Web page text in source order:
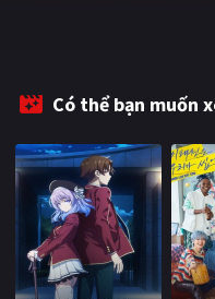
Có thể bạn muốn